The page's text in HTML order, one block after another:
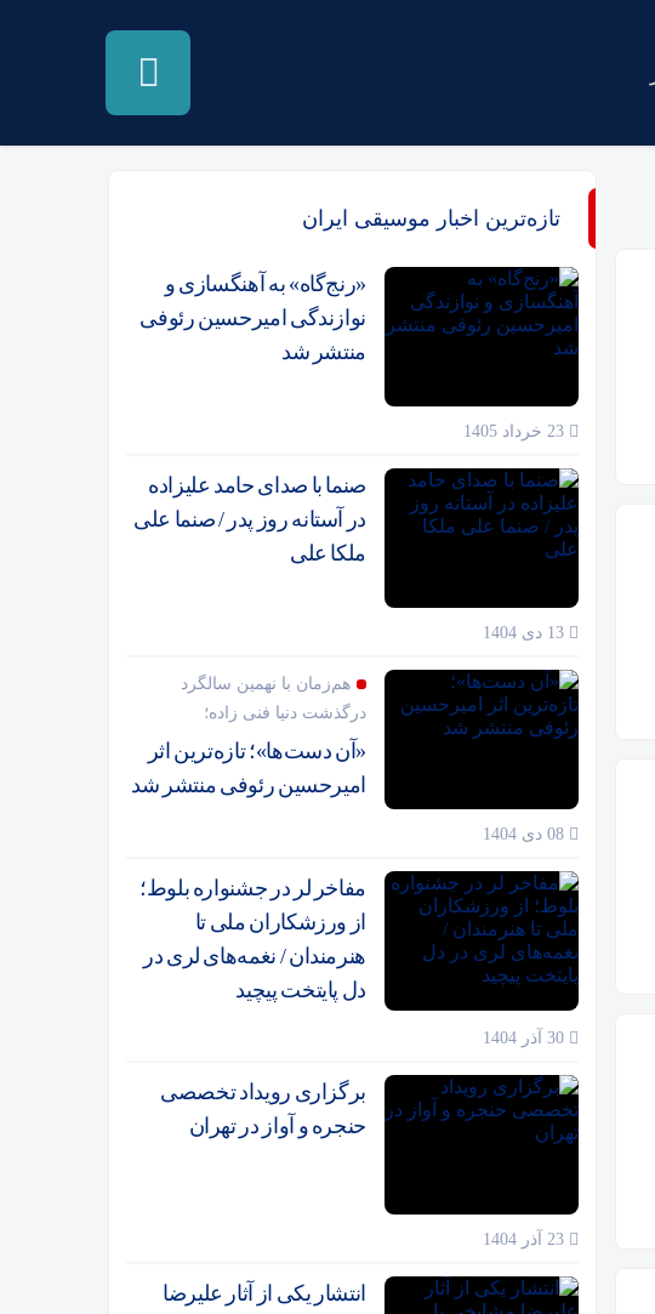
تازه‌ترین اخبار موسیقی ایران
«رنج‌گاه» به آهنگسازی و
نوازندگی امیرحسین رئوفی
منتشر شد
صنما با صدای حامد علیزاده
در آستانه روز پدر / صنما علی
ملکا علی
هم‌زمان با نهمین سالگرد
درگذشت دنیا فنی زاده؛
«آن دست‌ها»؛ تازه‌ترین اثر
امیرحسین رئوفی منتشر شد
مفاخر لر در جشنواره بلوط؛
از ورزشکاران ملی تا
هنرمندان / نغمه‌های لری در
دل پایتخت پیچید
برگزاری رویداد تخصصی
حنجره و آواز در تهران
انتشار یکی از آثار علیرضا